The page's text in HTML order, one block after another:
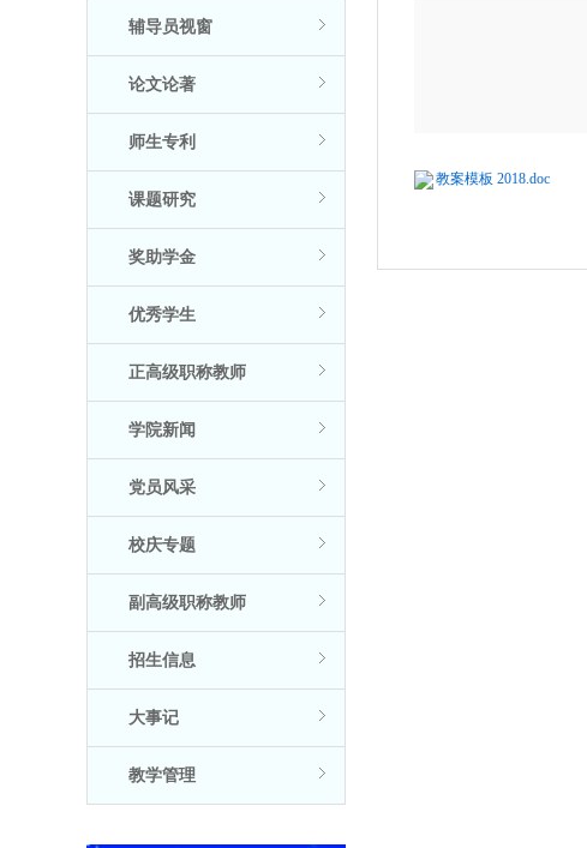
辅导员视窗
论文论著
师生专利
课题研究
奖助学金
优秀学生
正高级职称教师
学院新闻
党员风采
校庆专题
副高级职称教师
招生信息
大事记
教学管理
教案模板 2018.doc